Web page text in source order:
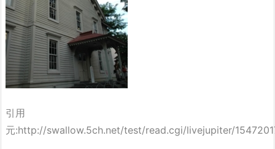
引用
元:http://swallow.5ch.net/test/read.cgi/livejupiter/